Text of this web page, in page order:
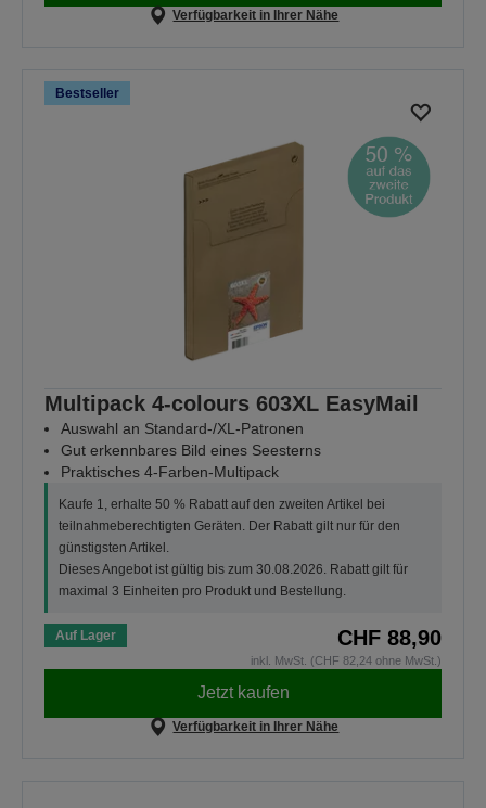
Verfügbarkeit in Ihrer Nähe
Bestseller
Multipack 4-colours 603XL EasyMail
Auswahl an Standard-/XL-Patronen
Gut erkennbares Bild eines Seesterns
Praktisches 4-Farben-Multipack
Kaufe 1, erhalte 50 % Rabatt auf den zweiten Artikel bei
teilnahmeberechtigten Geräten. Der Rabatt gilt nur für den
günstigsten Artikel.
Dieses Angebot ist gültig bis zum 30.08.2026. Rabatt gilt für
maximal 3 Einheiten pro Produkt und Bestellung.
Auf Lager CHF 88,90
inkl. MwSt. (CHF 82,24 ohne MwSt.)
Jetzt kaufen
Verfügbarkeit in Ihrer Nähe